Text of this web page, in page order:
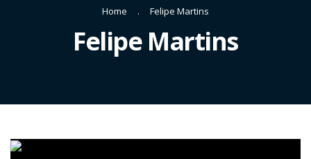
Home Felipe Martins
Felipe Martins